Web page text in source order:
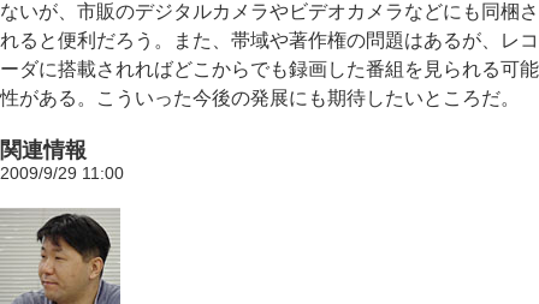
ないが、市販のデジタルカメラやビデオカメラなどにも同梱さ
れると便利だろう。また、帯域や著作権の問題はあるが、レコ
ーダに搭載されればどこからでも録画した番組を見られる可能
性がある。こういった今後の発展にも期待したいところだ。
関連情報
2009/9/29 11:00